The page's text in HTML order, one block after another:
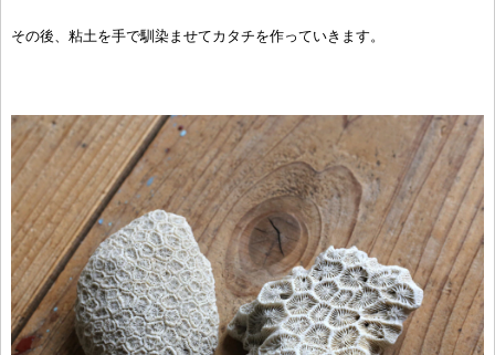
その後、粘土を手で馴染ませてカタチを作っていきます。